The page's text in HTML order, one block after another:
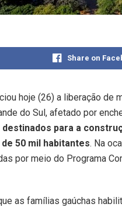
Share on
hoje (26) a liberação de
do Sul, afetado por
para a
50 mil habitantes. Na
por meio do Programa
as famílias gaúchas